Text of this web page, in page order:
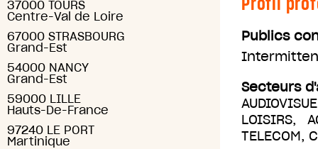
37000 TOURS
Centre-Val de Loire
67000 STRASBOURG
Grand-Est
54000 NANCY
Grand-Est
59000 LILLE
Hauts-De-France
97240 LE PORT
Martinique
Publics
Secteurs
LOISIRS,
TELECOM,